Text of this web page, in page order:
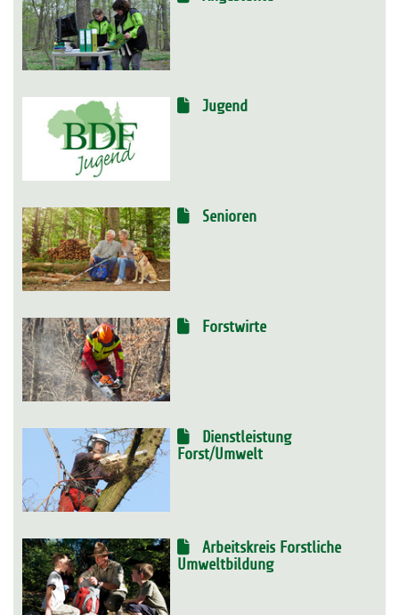
Jugend
Senioren
Forstwirte
Dienstleistung
Forst/Umwelt
Arbeitskreis Forstliche
Umweltbildung